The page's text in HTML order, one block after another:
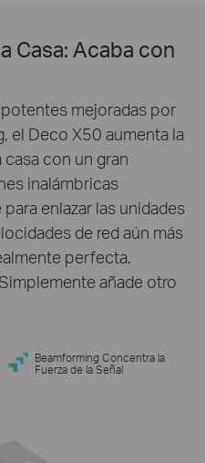
Casa: Acaba con
mejoradas por
el Deco X50 aumenta la
con un gran
inalámbricas
enlazar las unidades
de red aún más
perfecta.
añade otro
Beamforming Concentra la
Fuerza de la Señal